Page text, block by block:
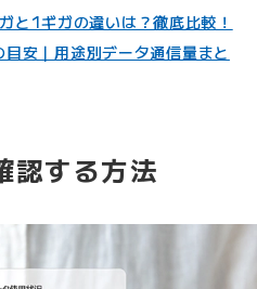
と1ギガの違いは？徹底比較！
安｜用途別データ通信量まと
認する方法